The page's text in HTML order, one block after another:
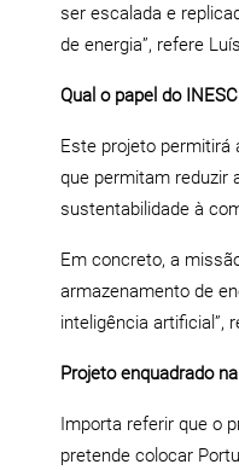
ser escalada e
de energia”, refere
Qual o papel do
Este projeto permitirá
que permitam reduzir
sustentabilidade à
Em concreto, a
armazenamento de
inteligência artificial”,
Projeto enquadrado
Importa referir que o
pretende colocar